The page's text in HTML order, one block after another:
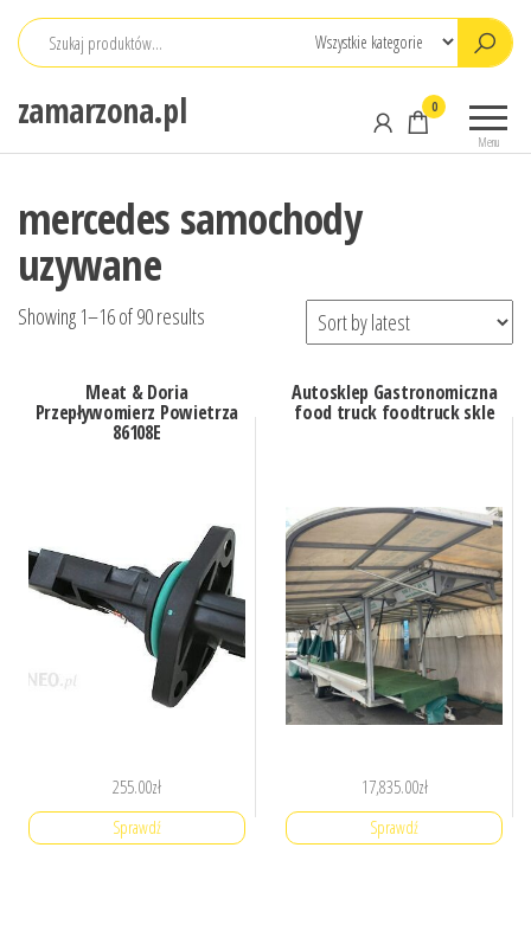
Przejdź
zamarzona.pl
Menu
0
mercedes samochody
uzywane
Showing 1–16 of 90 results
Meat & Doria
Przepływomierz Powietrza
86108E
255.00zł
Sprawdź
Autosklep Gastronomiczna
food truck foodtruck skle
17,835.00zł
Sprawdź